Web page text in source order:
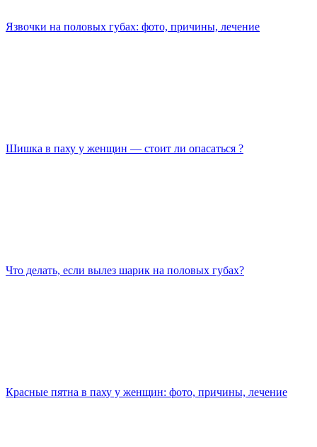
Язвочки на половых губах: фото, причины, лечение
Шишка в паху у женщин — стоит ли опасаться ?
Что делать, если вылез шарик на половых губах?
Красные пятна в паху у женщин: фото, причины, лечение